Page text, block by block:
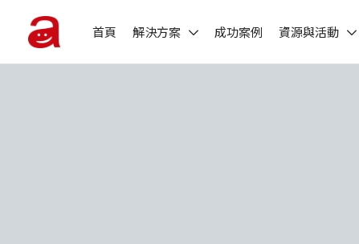
首頁 解決方案 成功案例 資源與活動